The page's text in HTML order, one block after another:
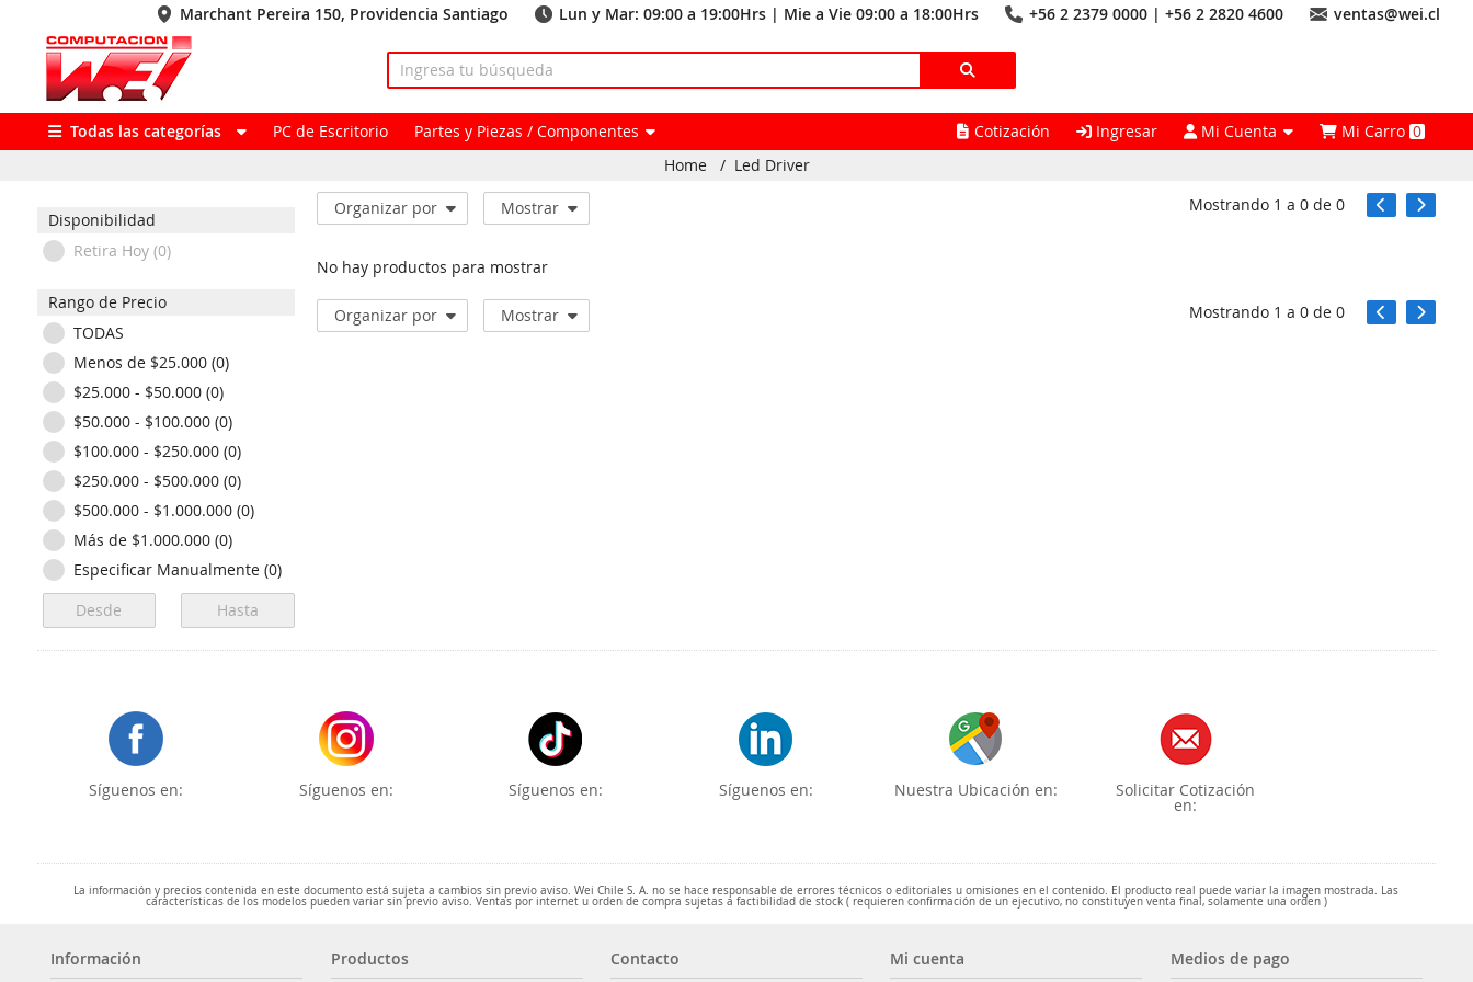
Marchant Pereira 150, Providencia Santiago Lun y Mar: 09:00 a 19:00Hrs | Mie a Vie 09:00 a 18:00Hrs +56 2 2379 0000 | +56 2 2820 4600 ventas@wei.cl
Todas las categorías PC de Escritorio Partes y Piezas / Componentes Cotización Ingresar Mi Cuenta Mi Carro0
Home
/ Led Driver
Disponibilidad
Retira Hoy (0)
Rango de Precio
TODAS
Menos de $25.000 (0)
$25.000 - $50.000 (0)
$50.000 - $100.000 (0)
$100.000 - $250.000 (0)
$250.000 - $500.000 (0)
$500.000 - $1.000.000 (0)
Más de $1.000.000 (0)
Especificar Manualmente (0)
Organizar por Mostrar Mostrando 1 a0 de0
No hay productos para mostrar
Organizar por Mostrar Mostrando 1 a0 de0
Síguenos en: Síguenos en: Síguenos en: Síguenos en: Nuestra Ubicación en: Solicitar Cotización
en:
La información y precios contenida en este documento está sujeta a cambios sin previo aviso. Wei Chile S. A. no se hace responsable de errores técnicos o editoriales u omisiones en el contenido. El producto real puede variar la imagen mostrada. Las
características de los modelos pueden variar sin previo aviso. Ventas por internet u orden de compra sujetas a factibilidad de stock ( requieren confirmación de un ejecutivo, no constituyen venta final, solamente una orden )
Información Productos Contacto Mi cuenta Medios de pago